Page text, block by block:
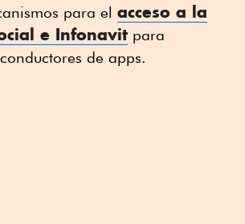
para el acceso a la
e Infonavit para
de apps.